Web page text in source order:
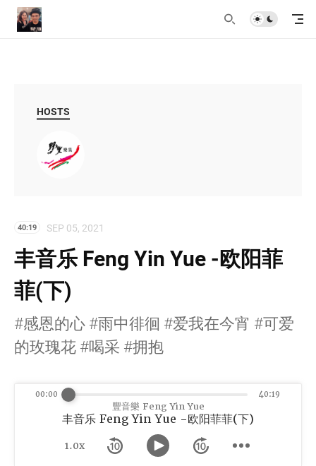
HOSTS
40:19 SEP 05, 2021
丰音乐 Feng Yin Yue -欧阳菲
菲(下)
#感恩的心 #雨中徘徊 #爱我在今宵 #可爱
的玫瑰花 #喝采 #拥抱
豐音樂 Feng Yin Yue
丰音乐 Feng Yin Yue -欧阳菲菲(下)
1.0x
00:00 40:19